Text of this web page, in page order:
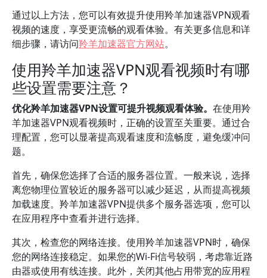
通过以上方法，您可以有效提升使用羚羊加速器VPN观看
视频的速度，享受更流畅的观看体验。有关更多信息和详
细步骤，请访问羚羊加速器官方网站。
使用羚羊加速器VPN观看视频时有哪
些设置需要注意？
优化羚羊加速器VPN设置可提升视频观看体验。 在使用羚
羊加速器VPN观看视频时，正确的设置至关重要。通过合
理配置，您可以显著提高观看速度和流畅度，避免缓冲问
题。
首先，确保您选择了合适的服务器位置。一般来说，选择
离您物理位置较近的服务器可以减少延迟，从而提高视频
加载速度。羚羊加速器VPN提供多个服务器选项，您可以
在应用程序中查看并进行选择。
其次，检查您的网络连接。使用羚羊加速器VPN时，确保
您的网络连接稳定。如果您的Wi-Fi信号较弱，考虑靠近路
由器或使用有线连接。此外，关闭其他占用带宽的应用程